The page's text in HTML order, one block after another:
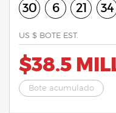
30 6 21 34
US $ BOTE EST.
$38.5
Bote acumulado